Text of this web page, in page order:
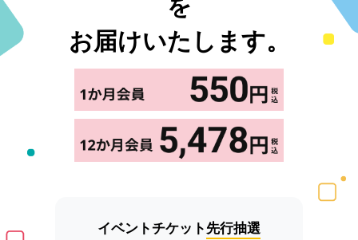
を
お届けいたします。
イベントチケット 先行抽選